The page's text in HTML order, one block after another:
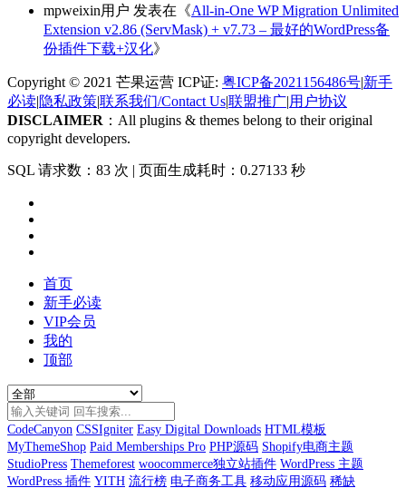
mpweixin用户 发表在《All-in-One WP Migration Unlimited
Extension v2.86 (ServMask) + v7.73 – 最好的WordPress备
份插件下载+汉化》
Copyright © 2021 芒果运营 ICP证: 粤ICP备2021156486号|新手
必读|隐私政策|联系我们/Contact Us|联盟推广|用户协议
DISCLAIMER ：All plugins & themes belong to their original
copyright developers.
SQL 请求数：83 次 | 页面生成耗时：0.27133 秒
首页
新手必读
VIP会员
我的
顶部
CodeCanyon CSSIgniter Easy Digital Downloads HTML模板
MyThemeShop Paid Memberships Pro PHP源码 Shopify电商主题
StudioPress Themeforest woocommerce独立站插件 WordPress 主题
WordPress 插件 YITH 流行榜 电子商务工具 移动应用源码 稀缺